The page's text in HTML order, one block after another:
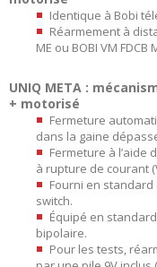
Identique à Bobi
Réarmement à
ME ou BOBI VM FDCB
UNIQ META :
+ motorisé
Fermeture
dans la gaine
Fermeture à l’aide
à rupture de courant
Fourni en standard
switch.
Équipé en
bipolaire.
Pour les tests,